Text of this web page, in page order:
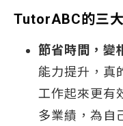
TutorABC的三
節省時間，變
能力提升，真
工作起來更有
多業績，為自